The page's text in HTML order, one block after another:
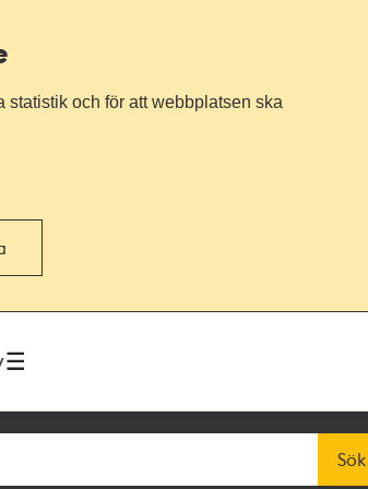
och för att webbplatsen ska
Sök